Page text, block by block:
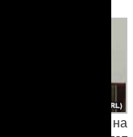
был участвовать на